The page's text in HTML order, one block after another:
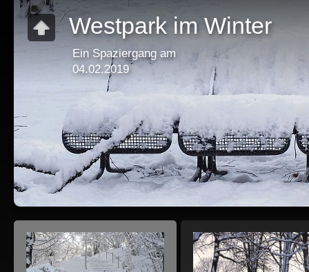
Westpark im Winter
Ein Spaziergang am
04.02.2019